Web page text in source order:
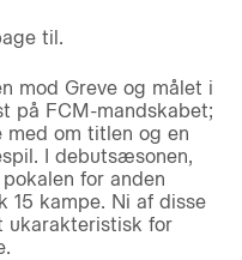
til.
mod Greve og målet i
på FCM-mandskabet;
om titlen og en
I debutsæsonen,
for anden
15 kampe. Ni af disse
ukarakteristisk for